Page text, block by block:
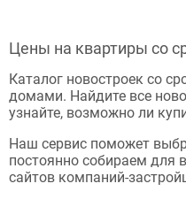
Цены на квартиры со
Каталог новостроек со
домами. Найдите все
узнайте, возможно ли
Наш сервис поможет
постоянно собираем
сайтов компаний-